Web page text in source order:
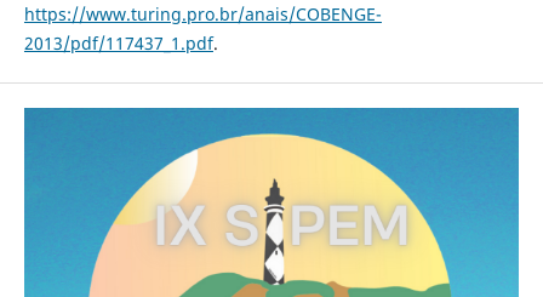
https://www.turing.pro.br/anais/COBENGE-
2013/pdf/117437_1.pdf.